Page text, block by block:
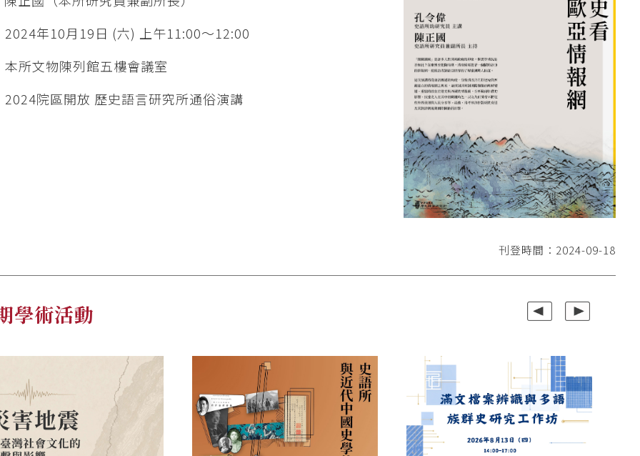
年10月19日 (六) 上午11:00～12:00
所文物陳列館五樓會議室
院區開放 歷史語言研究所通俗演講
刊登時間：2024-09-18
學術活動 上一組